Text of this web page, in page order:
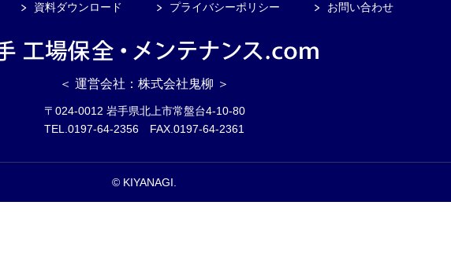
資料ダウンロード プライバシーポリシー お問い合わせ
＜ 運営会社：株式会社鬼柳 ＞
〒024-0012 岩手県北上市常盤台4-10-80
TEL.0197-64-2356 FAX.0197-64-2361
© KIYANAGI.